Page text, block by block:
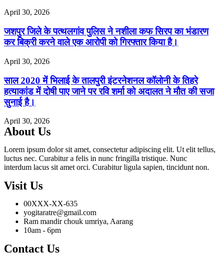
April 30, 2026
जशपुर जिले के पत्थलगांव पुलिस ने नशीला कफ सिरप का भंडारण
कर बिक्री करने वाले एक आरोपी को गिरफ्तार किया है।
April 30, 2026
साल 2020 में भिलाई के तालपुरी इंटरनेशनल कॉलोनी के तिहरे
हत्याकांड में दोषी पाए जाने पर रवि शर्मा को अदालत ने मौत की सजा
सुनाई है।
April 30, 2026
About Us
Lorem ipsum dolor sit amet, consectetur adipiscing elit. Ut elit tellus,
luctus nec. Curabitur a felis in nunc fringilla tristique. Nunc
interdum lacus sit amet orci. Curabitur ligula sapien, tincidunt non.
Visit Us
00XXX-XX-635
yogitaratre@gmail.com
Ram mandir chouk umriya, Aarang
10am - 6pm
Contact Us